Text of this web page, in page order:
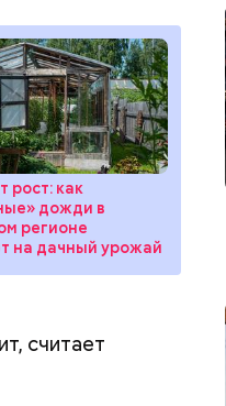
рост: как
дожди в
регионе
на дачный урожай
считает
мэра
Ликсутов.